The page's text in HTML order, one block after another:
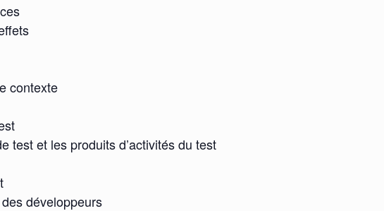
contexte
test et les produits d’activités du test
développeurs